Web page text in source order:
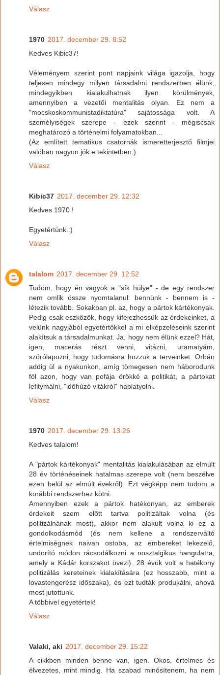
Válasz
1970 2017. december 29. 8:52
Kedves Kibic37!
Véleményem szerint pont napjaink világa igazolja, hogy
teljesen mindegy milyen társadalmi rendszerben élünk,
mindegyikben kialakulhatnak ilyen körülmények,
amennyiben a vezetői mentalitás olyan. Ez nem a
"mocskoskommunistadiktatúra" sajátossága volt. A
személyiségek szerepe - ezek szerint - mégiscsak
meghatározó a történelmi folyamatokban...
(Az említett tematikus csatornák ismeretterjesztő filmjei
valóban nagyon jók e tekintetben.)
Válasz
Kibic37 2017. december 29. 12:32
Kedves 1970 !
Egyetértünk.:)
Válasz
talalom 2017. december 29. 12:52
Tudom, hogy én vagyok a "sík hülye" - de egy rendszer
nem omlik össze nyomtalanul: bennünk - bennem is -
létezik tovább. Sokakban pl. az, hogy a pártok kártékonyak.
Pedig csak eszközök, hogy kifejezhessük az érdekeinket, a
velünk nagyjából egyetértőkkel a mi elképzeléseink szerint
alakítsuk a társadalmunkat. Ja, hogy nem élünk ezzel? Hát,
igen, macerás részt venni, vitázni, uramatyám,
szórólapozni, hogy tudomásra hozzuk a terveinket. Orbán
addig ül a nyakunkon, amíg tömegesen nem háborodunk
föl azon, hogy van pofája örökké a politikát, a pártokat
lefitymálni, "időhúzó vitákról" hablatyolni.
Válasz
1970 2017. december 29. 13:26
Kedves talalom!
A "pártok kártékonyak" mentalitás kialakulásában az elmúlt
28 év történéseinek hatalmas szerepe volt (nem beszélve
ezen belül az elmúlt évekről). Ezt végképp nem tudom a
korábbi rendszerhez kötni.
Amennyiben ezek a pártok hatékonyan, az emberek
érdekeit szem előtt tartva politizáltak volna (és
politizálnának most), akkor nem alakult volna ki ez a
gondolkodásmód (és nem kellene a rendszerváltó
értelmiségnek naivan ostoba, az embereket lekezelő,
undorító módon rácsodálkozni a nosztalgikus hangulatra,
amely a Kádár korszakot övezi). 28 évük volt a hatékony
politizálás kereteinek kialakítására (ez hosszabb, mint a
lovastengerész időszaka), és ezt tudták produkálni, ahová
most jutottunk.
A többivel egyetértek!
Válasz
Valaki, aki 2017. december 29. 15:22
A cikkben minden benne van, igen. Okos, értelmes és
élvezetes, mint mindig. Ha szabad minősítenem, ha nem